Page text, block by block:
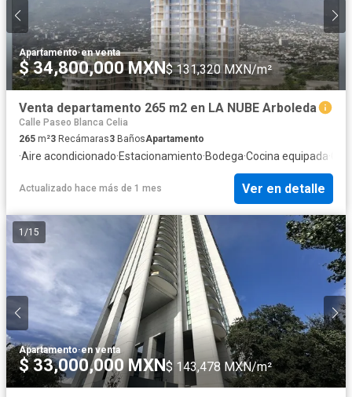
Apartamento·en venta
$ 34,800,000 MXN$ 131,320 MXN/m²
Venta departamento 265 m2 en LA NUBE Arboleda
Calle Paseo Blanca Celia
265 m²3 Recámaras3 BañosApartamento
·Aire acondicionado·Estacionamiento·Bodega·Cocina equipada
Actualizado hace más de 1 mes Ver en detalle
1 /15
Apartamento·en venta
$ 33,000,000 MXN$ 143,478 MXN/m²